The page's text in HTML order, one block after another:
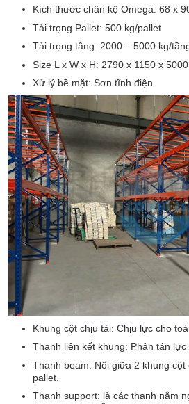
Kích thước chân kệ Omega: 68 x
Tải trọng Pallet: 500 kg/pallet
Tải trọng tầng: 2000 – 5000 kg/
Size L x W x H: 2790 x 1150 x
Xử lý bề mặt: Sơn tĩnh điện
Khung cột chịu tải: Chịu lực cho
Thanh liên kết khung: Phân tán
Thanh beam: Nối giữa 2 khung
pallet.
Thanh support: là các thanh nằm